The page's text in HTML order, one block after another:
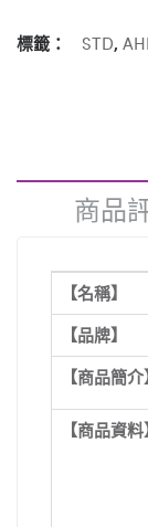
標籤： STD,
商品
【名稱】
【品牌】
【商品簡介
【商品資料